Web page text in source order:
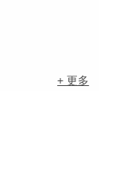
+ 更多